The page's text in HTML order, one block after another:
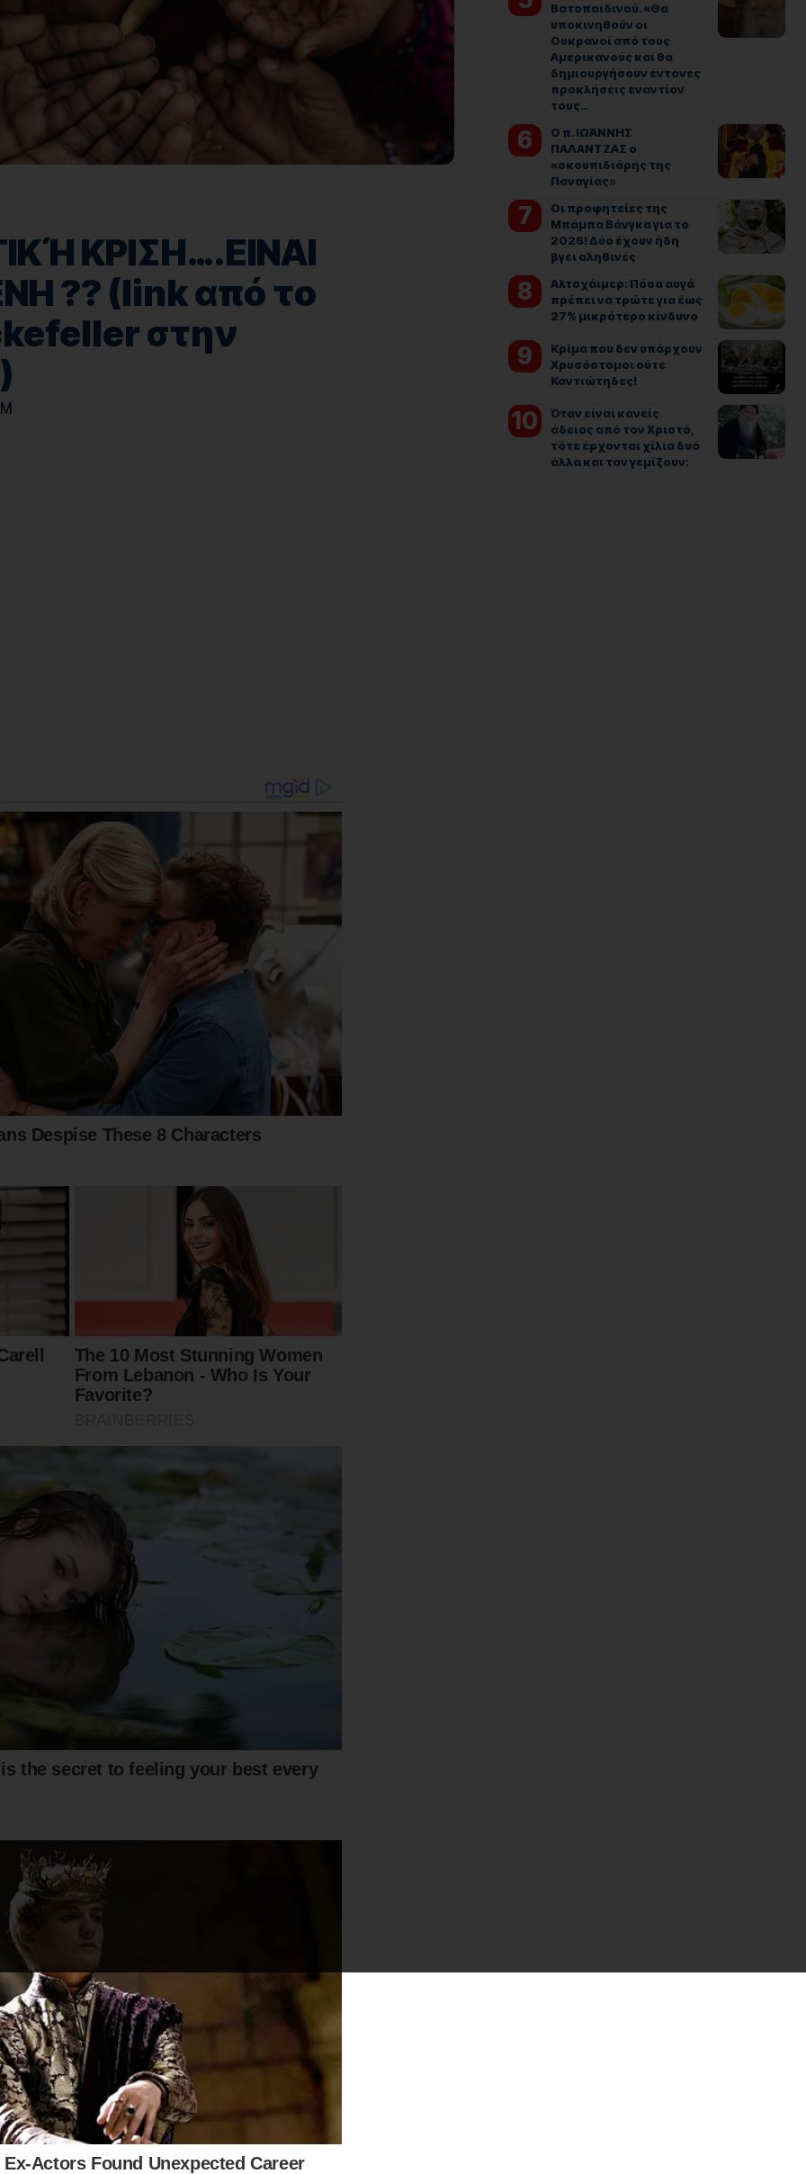
ΚΡΙΣΗ….ΕΙΝΑΙ
?? (link από το
στην
Βατοπαιδινού. «Θα
υποκινηθούν οι
Ουκρανοί από τους
Αμερικανούς και θα
δημιουργήσουν έντονες
προκλήσεις εναντίον
τους…
Ο π. ΙΩΆΝΝΗΣ
ΠΑΛΑΝΤΖΑΣ ο
«σκουπιδιάρης της
Παναγίας»
Οι προφητείες της
Μπάμπα Βάνγκα για το
2026! Δύο έχουν ήδη
βγει αληθινές
Αλτσχάιμερ: Πόσα αυγά
πρέπει να τρώτε για έως
27% μικρότερο κίνδυνο
Κρίμα που δεν υπάρχουν
Χρυσόστομοι ούτε
Καντιώτηδες!
Όταν είναι κανείς
άδειος από τον Χριστό,
τότε έρχονται χίλια δυό
άλλα και τον γεμίζουν: